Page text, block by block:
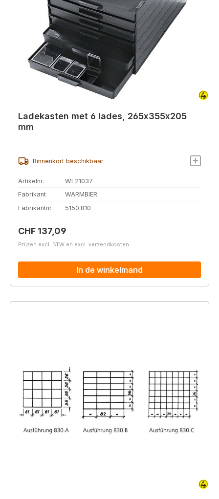
Ladekasten met 6 lades, 265x355x205
mm
Binnenkort beschikbaar
Artikelnr.
WL21037
Fabrikant
WARMBIER
Fabrikantnr.
5150.810
Normale prijs:
CHF 137,09
Prijzen excl. BTW en excl. verzendkosten
In de winkelmand